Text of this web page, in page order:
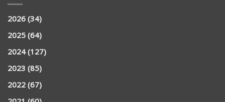
2026(34)
2025(64)
2024(127)
2023(85)
2022(67)